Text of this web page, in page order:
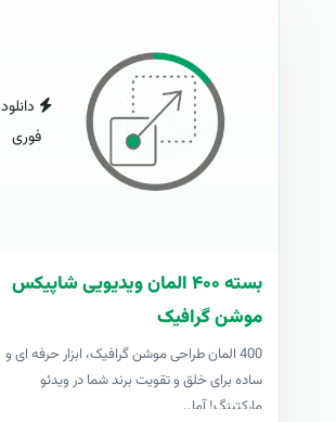
دانلود
فوری
بسته ۴۰۰ المان ویدیویی شاپیکس
موشن گرافیک
400 المان طراحی موشن گرافیک، ابزار حرفه ای و
ساده برای خلق و تقویت برند شما در ویدئو
مارکتینگ! آما..